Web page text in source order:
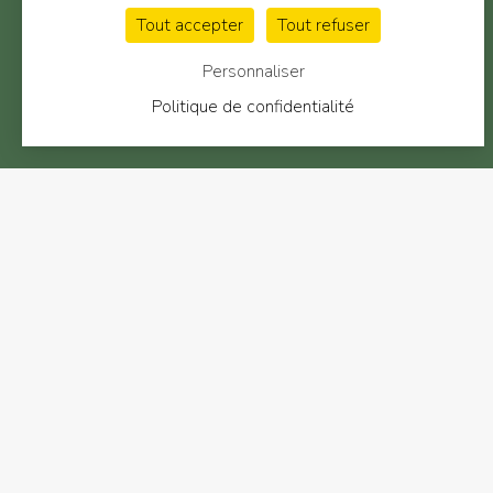
Tout accepter
Tout refuser
Personnaliser
Politique de confidentialité